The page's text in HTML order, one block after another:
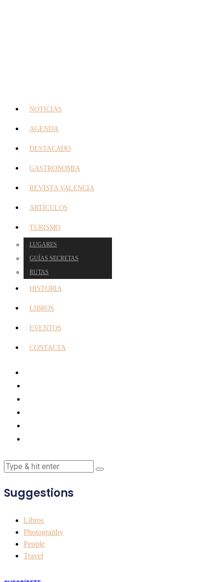
NOTICIAS
AGENDA
DESTACADO
GASTRONOMIA
REVISTA VALENCIA
ARTÍCULOS
TURISMO
LUGARES
GUÍAS SECRETAS
RUTAS
HISTORIA
LIBROS
EVENTOS
CONTACTA
Suggestions
Libros
Photography
People
Travel